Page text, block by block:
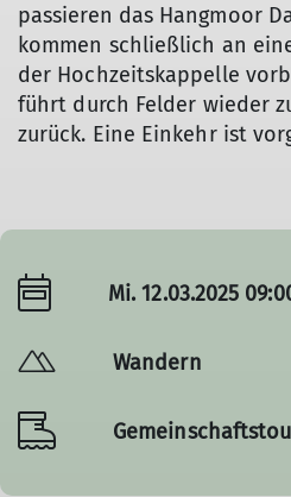
passieren das Hangmoor
kommen schließlich an
der Hochzeitskappelle
führt durch Felder wieder
zurück. Eine Einkehr ist
Mi. 12.03.2025
Wandern